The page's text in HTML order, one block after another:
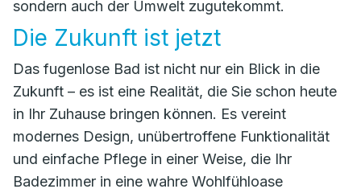
sondern auch der Umwelt zugutekommt.
Die Zukunft ist jetzt
Das fugenlose Bad ist nicht nur ein Blick in die
Zukunft – es ist eine Realität, die Sie schon heute
in Ihr Zuhause bringen können. Es vereint
modernes Design, unübertroffene Funktionalität
und einfache Pflege in einer Weise, die Ihr
Badezimmer in eine wahre Wohlfühloase